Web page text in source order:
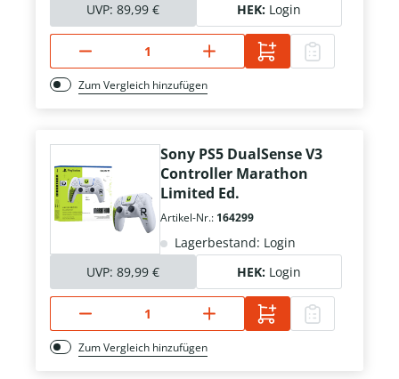
UVP: 89,99 € HEK: Login
Zum Vergleich hinzufügen
Sony PS5 DualSense V3
Controller Marathon
Limited Ed.
Artikel-Nr.: 164299
Lagerbestand: Login
UVP: 89,99 € HEK: Login
Zum Vergleich hinzufügen